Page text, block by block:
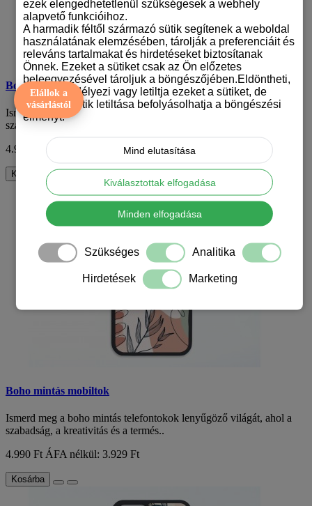
Boho mintás mobiltok
Ismerd meg a boho mintás telefontokok lenyűgöző világát, ahol a
szabadság, a kreativitás és a termés..
4.990 Ft ÁFA nélkül: 3.929 Ft
Kosárba
Boho mintás mobiltok
Ismerd meg a boho mintás telefontokok lenyűgöző világát, ahol a
szabadság, a kreativitás és a termés..
4.990 Ft ÁFA nélkül: 3.929 Ft
Kosárba
Elállok a
vásárlástól
ezek elengedhetetlenül szükségesek a webhely
alapvető funkcióihoz.
A harmadik féltől származó sütik segítenek a weboldal
használatának elemzésében, tárolják a preferenciáit és
releváns tartalmakat és hirdetéseket biztosítanak
Önnek. Ezeket a sütiket csak az Ön előzetes
beleegyezésével tároljuk a böngészőjében.Eldöntheti,
hogy engedélyezi vagy letiltja ezeket a sütiket, de
bizonyos sütik letiltása befolyásolhatja a böngészési
élményt.
Mind elutasítása
Kiválasztottak elfogadása
Minden elfogadása
Szükséges Analitika
Hirdetések Marketing